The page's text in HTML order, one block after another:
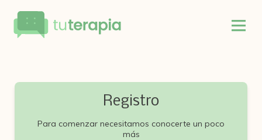
Registro
Para comenzar necesitamos conocerte un poco
más